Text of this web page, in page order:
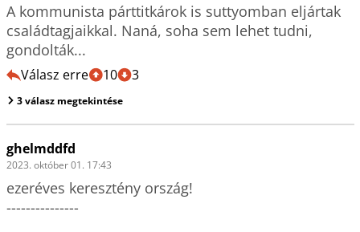
A kommunista párttitkárok is suttyomban eljártak
családtagjaikkal. Naná, soha sem lehet tudni,
gondolták...
Válasz erre 10 3
3 válasz megtekintése
ghelmddfd
2023. október 01. 17:43
ezeréves keresztény ország!
---------------